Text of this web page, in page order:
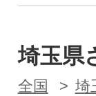
埼玉県
全国 埼